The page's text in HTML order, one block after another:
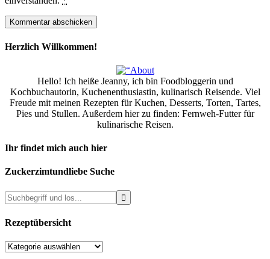
Herzlich Willkommen!
Hello! Ich heiße Jeanny, ich bin Foodbloggerin und
Kochbuchautorin, Kuchenenthusiastin, kulinarisch Reisende. Viel
Freude mit meinen Rezepten für Kuchen, Desserts, Torten, Tartes,
Pies und Stullen. Außerdem hier zu finden: Fernweh-Futter für
kulinarische Reisen.
Ihr findet mich auch hier
Zuckerzimtundliebe Suche
Rezeptübersicht
Rezeptübersicht